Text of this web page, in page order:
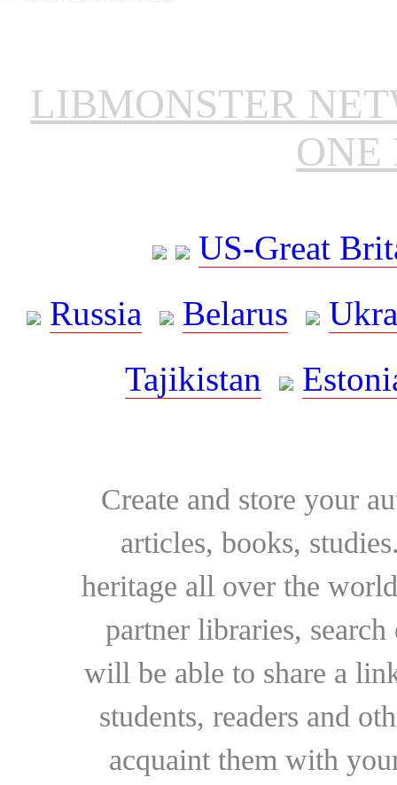
LIBMONSTER
ONE
US-Great
Russia
Belarus
Tajikistan
Create and store your
articles, books,
heritage all over the
partner libraries,
will be able to share a
students, readers and
acquaint them with